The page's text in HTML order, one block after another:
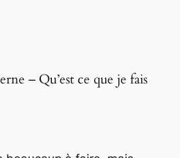
– Qu’est ce que je fais